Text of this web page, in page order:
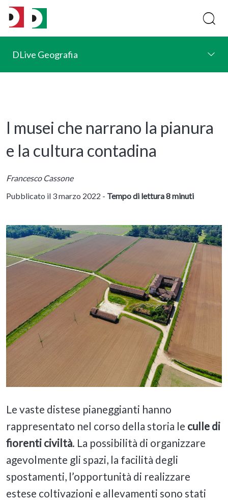
DLive Geografia
I musei che narrano la pianura
e la cultura contadina
Francesco Cassone
Pubblicato il 3 marzo 2022 - Tempo di lettura 8 minuti
Le vaste distese pianeggianti hanno
rappresentato nel corso della storia le culle di
fiorenti civiltà. La possibilità di organizzare
agevolmente gli spazi, la facilità degli
spostamenti, l’opportunità di realizzare
estese coltivazioni e allevamenti sono stati